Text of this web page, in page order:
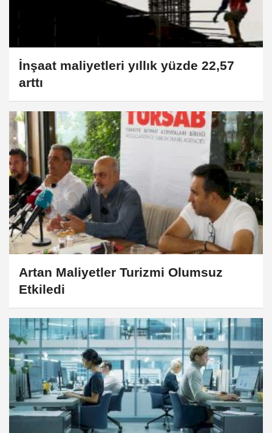
İnşaat maliyetleri yıllık yüzde 22,57
arttı
Artan Maliyetler Turizmi Olumsuz
Etkiledi